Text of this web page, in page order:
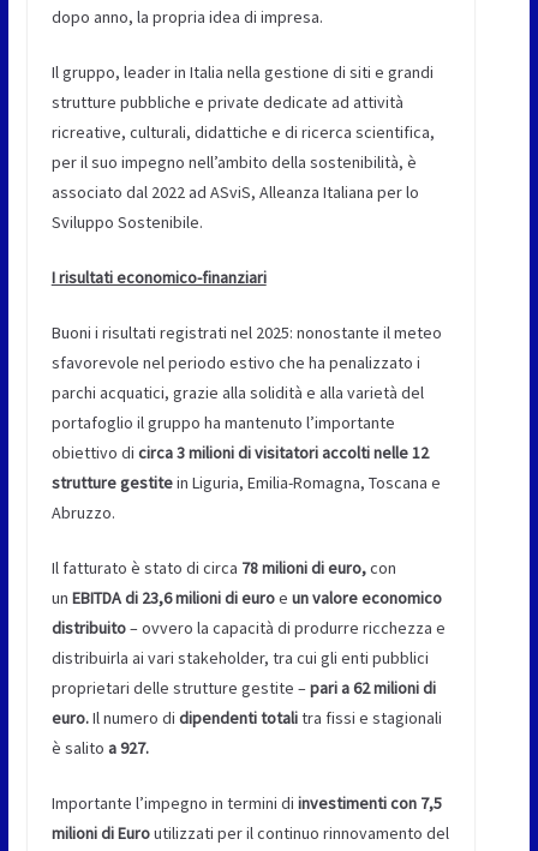
dopo anno, la propria idea di impresa.
Il gruppo, leader in Italia nella gestione di siti e grandi
strutture pubbliche e private dedicate ad attività
ricreative, culturali, didattiche e di ricerca scientifica,
per il suo impegno nell’ambito della sostenibilità, è
associato dal 2022 ad ASviS, Alleanza Italiana per lo
Sviluppo Sostenibile.
I risultati economico-finanziari
Buoni i risultati registrati nel 2025: nonostante il meteo
sfavorevole nel periodo estivo che ha penalizzato i
parchi acquatici, grazie alla solidità e alla varietà del
portafoglio il gruppo ha mantenuto l’importante
obiettivo di circa3milioni di visitatori accolti nelle 12
strutture gestitein Liguria, Emilia-Romagna, Toscana e
Abruzzo.
Il fatturato è stato di circa 78 milioni di euro,con
un EBITDA di 23,6 milioni di euroe un valore economico
distribuito– ovvero la capacità di produrre ricchezza e
distribuirla ai vari stakeholder, tra cui gli enti pubblici
proprietari delle strutture gestite –pari a62 milioni di
euro.Il numero di dipendenti totalitra fissi e stagionali
è salito a 927.
Importante l’impegno in termini di investimenti con 7,5
milioni di Euroutilizzati per il continuo rinnovamento del